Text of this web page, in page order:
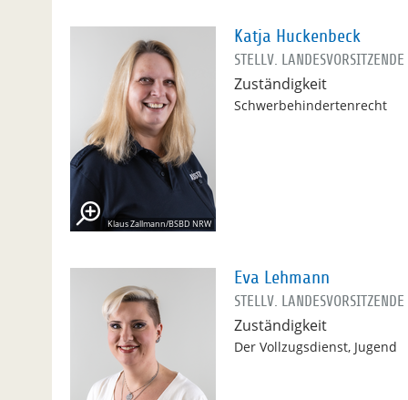
Klaus Zallmann/BSBD NRW
Katja Huckenbeck
STELLV. LANDESVORSITZENDE
Zuständigkeit
Schwerbehindertenrecht
Eva Lehmann
STELLV. LANDESVORSITZENDE
Zuständigkeit
Der Vollzugsdienst, Jugend